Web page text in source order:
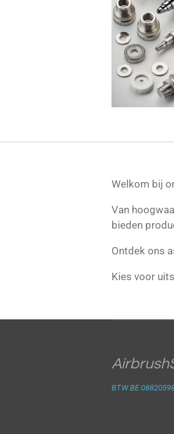
Welkom bij
Van
bieden
Ontdek ons
Kies voor
BTW BE